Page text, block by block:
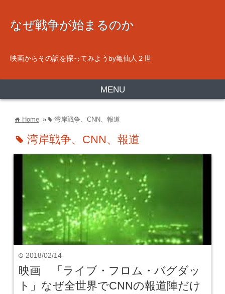
なぜ戦争が始まるのか
映画からその訳を探ってみようby亀仙人２世
MENU
home Home » tag 湾岸戦争、CNN、報道
tag 湾岸戦争、CNN、報道
time 2018/02/14
映画 「ライブ・フロム・バグダッ
ト」なぜ全世界でCNNの報道陣だけ